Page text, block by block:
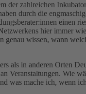
der zahlreichen
durch die
einen
hier immer
genau wissen, wann
als in anderen Orten
Veranstaltungen. Wie
was mache ich, wenn